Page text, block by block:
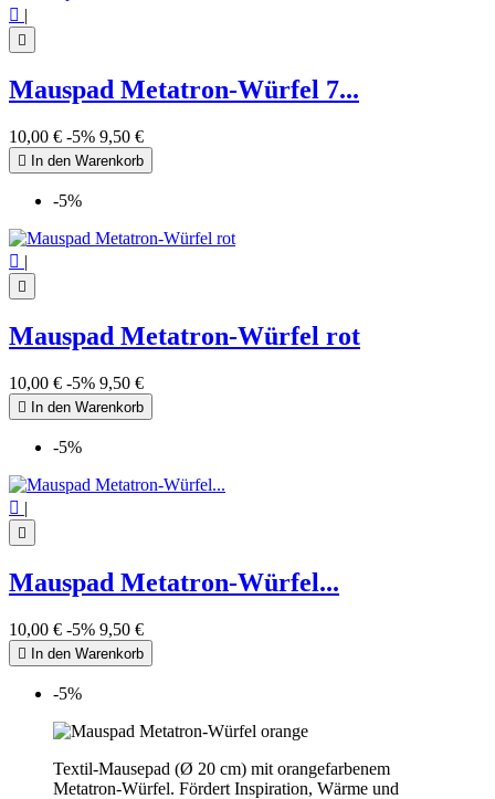
 |

Mauspad Metatron-Würfel 7...
10,00 € -5% 9,50 €
 In den Warenkorb
-5%
 |

Mauspad Metatron-Würfel rot
10,00 € -5% 9,50 €
 In den Warenkorb
-5%
 |

Mauspad Metatron-Würfel...
10,00 € -5% 9,50 €
 In den Warenkorb
-5%
Textil-Mausepad (Ø 20 cm) mit orangefarbenem
Metatron-Würfel. Fördert Inspiration, Wärme und